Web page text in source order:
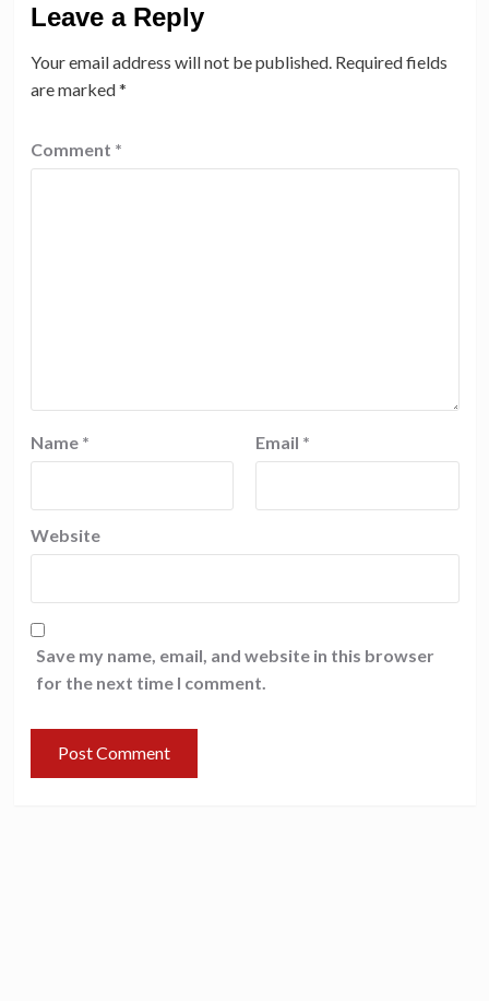
Leave a Reply
Your email address will not be published. Required fields
are marked*
Comment *
Name * Email *
Website
Save my name, email, and website in this browser
for the next time I comment.